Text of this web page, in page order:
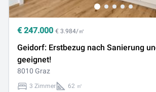
€ 247.000 € 3.984/㎡
Geidorf: Erstbezug nach Sanierung
geeignet!
8010 Graz
3 Zimmer 62 ㎡